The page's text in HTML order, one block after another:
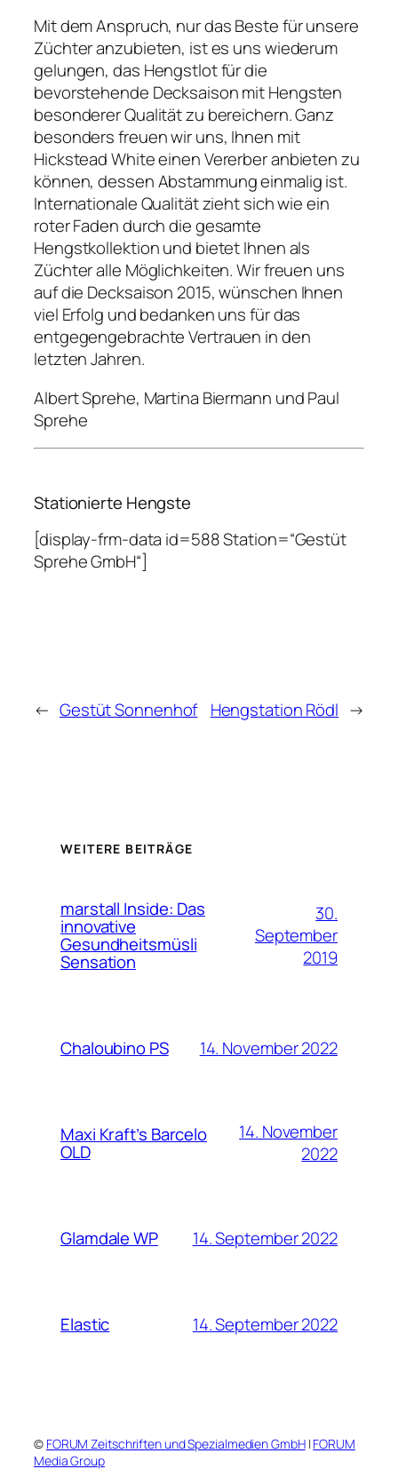
Mit dem Anspruch, nur das Beste für unsere
Züchter anzubieten, ist es uns wiederum
gelungen, das Hengstlot für die
bevorstehende Decksaison mit Hengsten
besonderer Qualität zu bereichern. Ganz
besonders freuen wir uns, Ihnen mit
Hickstead White einen Vererber anbieten zu
können, dessen Abstammung einmalig ist.
Internationale Qualität zieht sich wie ein
roter Faden durch die gesamte
Hengstkollektion und bietet Ihnen als
Züchter alle Möglichkeiten. Wir freuen uns
auf die Decksaison 2015, wünschen Ihnen
viel Erfolg und bedanken uns für das
entgegengebrachte Vertrauen in den
letzten Jahren.
Albert Sprehe, Martina Biermann und Paul
Sprehe
Stationierte Hengste
[display-frm-data id=588 Station=“Gestüt
Sprehe GmbH“]
← Gestüt Sonnenhof Hengstation Rödl →
WEITERE BEITRÄGE
marstall Inside: Das
innovative
Gesundheitsmüsli
Sensation
30.
September
2019
Chaloubino PS 14. November 2022
Maxi Kraft’s Barcelo
OLD
14. November
2022
Glamdale WP 14. September 2022
Elastic 14. September 2022
© FORUM Zeitschriften und Spezialmedien GmbH| FORUM
Media Group